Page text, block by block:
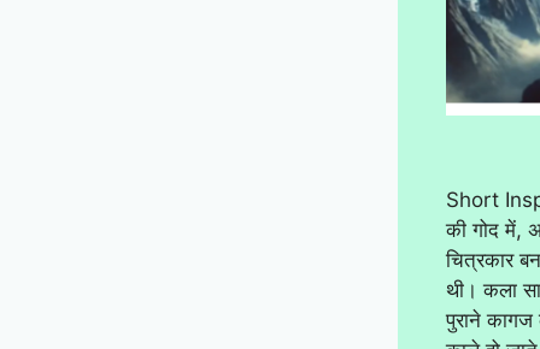
Short
की गोद में,
चित्रकार
थी। कला
पुराने